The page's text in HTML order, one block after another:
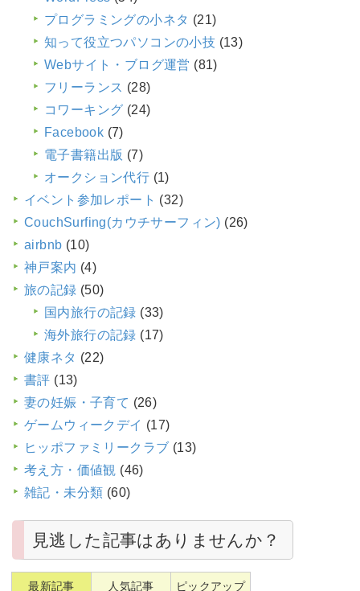
プログラミングの小ネタ (21)
知って役立つパソコンの小技 (13)
Webサイト・ブログ運営 (81)
フリーランス (28)
コワーキング (24)
Facebook (7)
電子書籍出版 (7)
オークション代行 (1)
イベント参加レポート (32)
CouchSurfing(カウチサーフィン) (26)
airbnb (10)
神戸案内 (4)
旅の記録 (50)
国内旅行の記録 (33)
海外旅行の記録 (17)
健康ネタ (22)
書評 (13)
妻の妊娠・子育て (26)
ゲームウィークデイ (17)
ヒッポファミリークラブ (13)
考え方・価値観 (46)
雑記・未分類 (60)
見逃した記事はありませんか？
最新記事 人気記事 ピックアップ